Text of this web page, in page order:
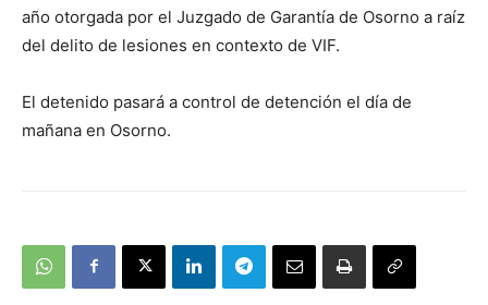
año otorgada por el Juzgado de Garantía de Osorno a raíz
del delito de lesiones en contexto de VIF.
El detenido pasará a control de detención el día de
mañana en Osorno.